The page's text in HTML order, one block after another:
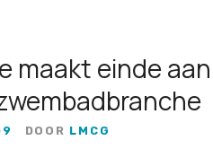
maakt einde
DOOR LMCG